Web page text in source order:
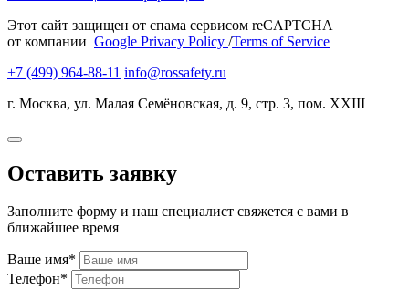
Этот сайт защищен от спама сервисом reCAPTCHA
от компании Google Privacy Policy /Terms of Service
+7 (499) 964-88-11 info@rossafety.ru
г. Москва, ул. Малая Семёновская, д. 9, стр. 3, пом. XXIII
Оставить заявку
Заполните форму и наш специалист свяжется с вами в
ближайшее время
Ваше имя*
Телефон*